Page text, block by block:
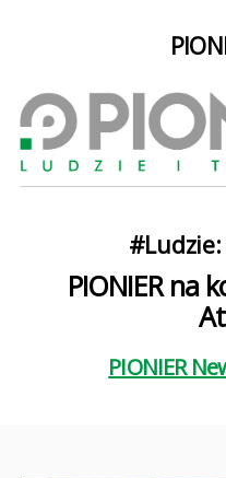
PIONIER na
PIONIER